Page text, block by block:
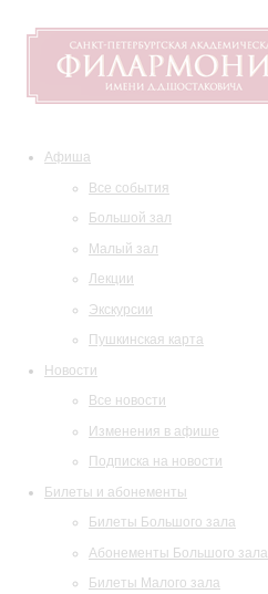
Афиша
Все события
Большой зал
Малый зал
Лекции
Экскурсии
Пушкинская карта
Новости
Все новости
Изменения в афише
Подписка на новости
Билеты и абонементы
Билеты Большого зала
Абонементы Большого зала
Билеты Малого зала